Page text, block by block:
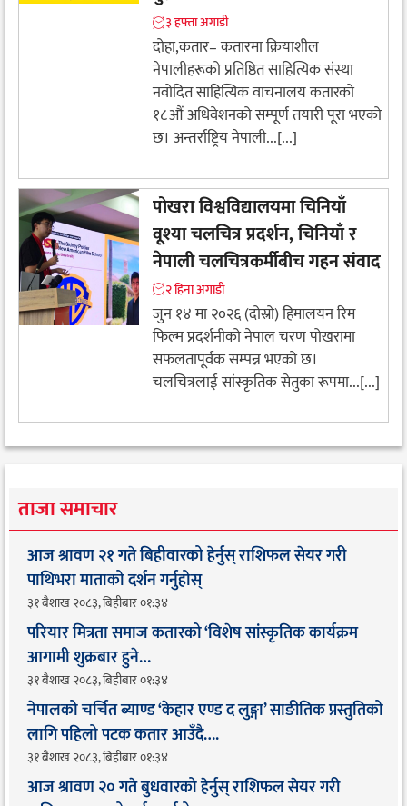
३ हफ्ता अगाडी
दोहा,कतार– ​कतारमा क्रियाशील
नेपालीहरूको प्रतिष्ठित साहित्यिक संस्था
नवोदित साहित्यिक वाचनालय कतारको
१८औं अधिवेशनको सम्पूर्ण तयारी पूरा भएको
छ। अन्तर्राष्ट्रिय नेपाली...[...]
पोखरा विश्वविद्यालयमा चिनियाँ
वूश्या चलचित्र प्रदर्शन, चिनियाँ र
नेपाली चलचित्रकर्मीबीच गहन संवाद
२ हिना अगाडी
जुन १४ मा २०२६ (दोस्रो) हिमालयन रिम
फिल्म प्रदर्शनीको नेपाल चरण पोखरामा
सफलतापूर्वक सम्पन्न भएको छ।
चलचित्रलाई सांस्कृतिक सेतुका रूपमा...[...]
ताजा समाचार
आज श्रावण २१ गते बिहीवारको हेर्नुस् राशिफल सेयर गरी
पाथिभरा माताको दर्शन गर्नुहोस्
३१ बैशाख २०८३, बिहीबार ०१:३४
परियार मित्रता समाज कतारको ‘विशेष सांस्कृतिक कार्यक्रम
आगामी शुक्रबार हुने…
३१ बैशाख २०८३, बिहीबार ०१:३४
नेपालको चर्चित ब्याण्ड ‘केहार एण्ड द लुङ्गा’ साङीतिक प्रस्तुतिको
लागि पहिलो पटक कतार आउँदै…. ​
३१ बैशाख २०८३, बिहीबार ०१:३४
आज श्रावण २० गते बुधवारको हेर्नुस् राशिफल सेयर गरी